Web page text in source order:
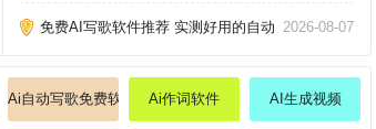
免费AI写歌软件推荐 实测好用的自动作曲工具_
2026-08-07
Ai自动写歌免费软件 Ai作词软件 AI生成视频